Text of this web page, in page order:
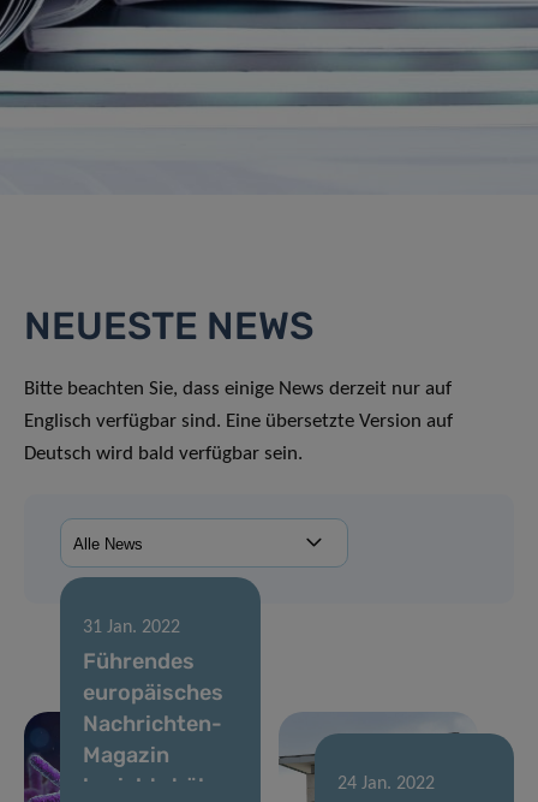
NEUESTE NEWS
Bitte beachten Sie, dass einige News derzeit nur auf
Englisch verfügbar sind. Eine übersetzte Version auf
Deutsch wird bald verfügbar sein.
31 Jan. 2022
Führendes
europäisches
Nachrichten-
Magazin
berichtet über
24 Jan. 2022